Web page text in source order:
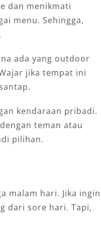
dan menikmati
menu. Sehingga,
ada yang outdoor
jika tempat ini
kendaraan pribadi.
teman atau
pilihan.
malam hari. Jika ingin
dari sore hari. Tapi,